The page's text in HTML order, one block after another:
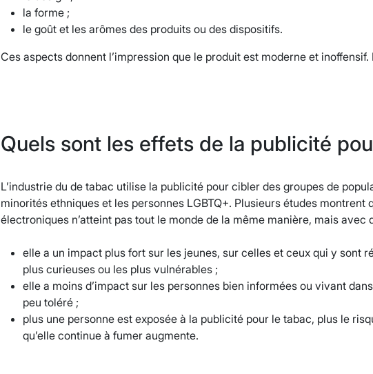
la forme ;
le goût et les arômes des produits ou des dispositifs.
Ces aspects donnent l’impression que le produit est moderne et
Quels sont les effets de la publicité
L’industrie du de tabac utilise la publicité pour cibler des groupes de
minorités ethniques et les personnes LGBTQ+. Plusieurs études
électroniques n’atteint pas tout le monde de la même manière, mais avec
elle a un impact plus fort sur les jeunes, sur celles et ceux qui y sont
plus curieuses ou les plus vulnérables ;
elle a moins d’impact sur les personnes bien informées ou vivant
peu toléré ;
plus une personne est exposée à la publicité pour le tabac, plus le
qu’elle continue à fumer augmente.